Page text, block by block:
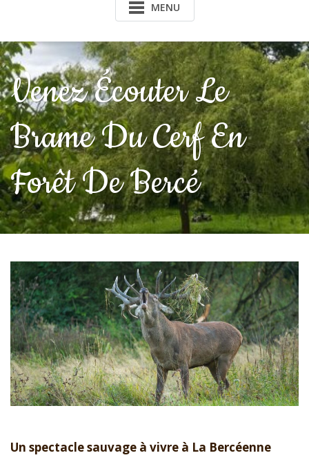
MENU
Venez Écouter Le
Brame Du Cerf En
Forêt De Bercé
Un spectacle sauvage à vivre à La Bercéenne